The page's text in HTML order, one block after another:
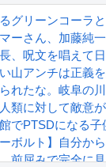
グリーンコーラ
マーさん、加藤純
、呪文を唱えて
山アンチは正義
れたな。岐阜の
類に対して敵意
でPTSDになる
ーボルト】自分か
前屈みで完全に